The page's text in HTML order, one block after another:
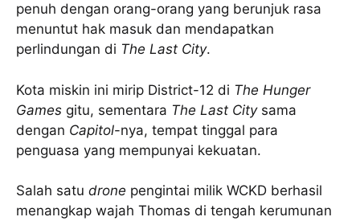
penuh dengan orang-orang yang berunjuk rasa
menuntut hak masuk dan mendapatkan
perlindungan di The Last City.
Kota miskin ini mirip District-12 di The Hunger
Games gitu, sementara The Last City sama
dengan Capitol-nya, tempat tinggal para
penguasa yang mempunyai kekuatan.
Salah satu drone pengintai milik WCKD berhasil
menangkap wajah Thomas di tengah kerumunan